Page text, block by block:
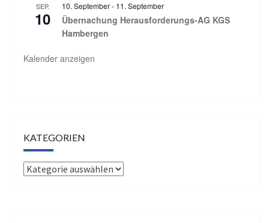
SEP.
10
10. September- 11. September
Übernachung Herausforderungs-AG KGS
Hambergen
Kalender anzeigen
KATEGORIEN
Kategorien